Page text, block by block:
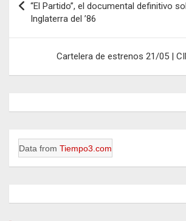
de
entradas
“El Partido”, el documental definitivo
Inglaterra del ’86
Cartelera de estrenos 21/05 |
Data from Tiempo3.com